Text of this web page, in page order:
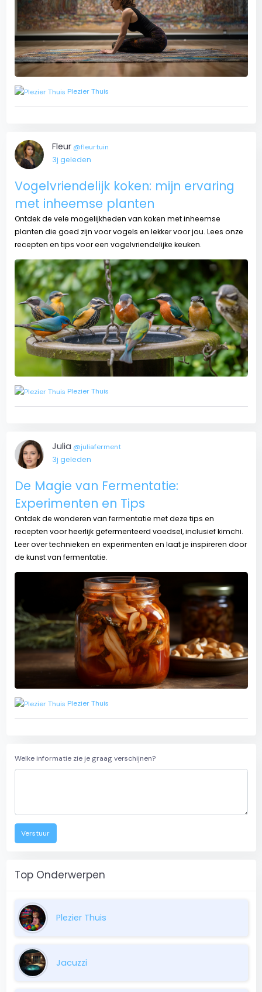
Plezier Thuis
Fleur @fleurtuin
3j geleden
Vogelvriendelijk koken: mijn ervaring
met inheemse planten
Ontdek de vele mogelijkheden van koken met inheemse
planten die goed zijn voor vogels en lekker voor jou. Lees onze
recepten en tips voor een vogelvriendelijke keuken.
Plezier Thuis
Julia @juliaferment
3j geleden
De Magie van Fermentatie:
Experimenten en Tips
Ontdek de wonderen van fermentatie met deze tips en
recepten voor heerlijk gefermenteerd voedsel, inclusief kimchi.
Leer over technieken en experimenten en laat je inspireren door
de kunst van fermentatie.
Plezier Thuis
Welke informatie zie je graag verschijnen?
Verstuur
Top Onderwerpen
Plezier Thuis
Jacuzzi